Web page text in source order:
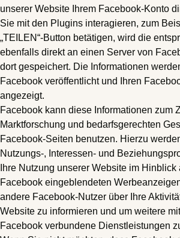
unserer Website Ihrem Facebook-Konto
Sie mit den Plugins interagieren, zum
„TEILEN“-Button betätigen, wird die
ebenfalls direkt an einen Server von
dort gespeichert. Die Informationen
Facebook veröffentlicht und Ihren
angezeigt.
Facebook kann diese Informationen zum
Marktforschung und bedarfsgerechten
Facebook-Seiten benutzen. Hierzu
Nutzungs-, Interessen- und
Ihre Nutzung unserer Website im
Facebook eingeblendeten
andere Facebook-Nutzer über Ihre
Website zu informieren und um weitere
Facebook verbundene Dienstleistungen